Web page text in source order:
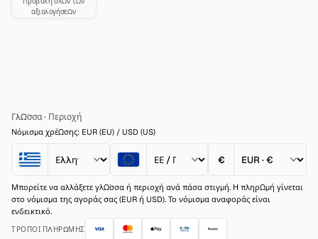
αξιολογήσεων
Γλώσσα· Περιοχή
Νόμισμα χρέωσης: EUR (EU) / USD (US)
€
Μπορείτε να αλλάξετε γλώσσα ή περιοχή ανά πάσα στιγμή. Η πληρωμή γίνεται
στο νόμισμα της αγοράς σας (EUR ή USD). Το νόμισμα αναφοράς είναι
ενδεικτικό.
ΤΡΌΠΟΙ ΠΛΗΡΩΜΉΣ